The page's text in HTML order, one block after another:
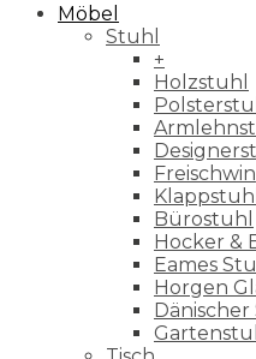
Möbel
Stuhl
+
Holzstuhl
Bürostuhl
Hocker &
Eames
Horgen
Dänischer